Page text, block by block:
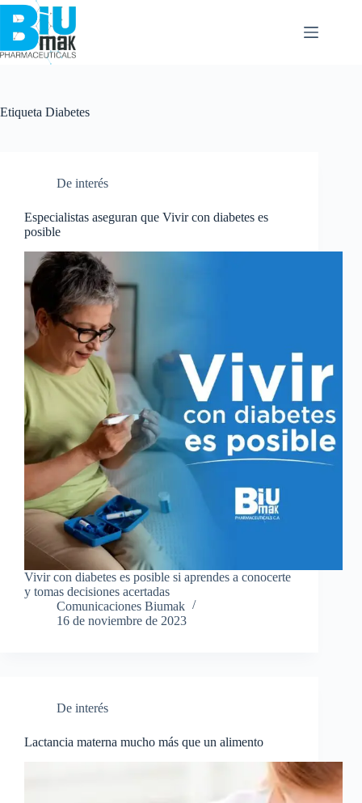
Etiqueta Diabetes
De interés
Especialistas aseguran que Vivir con diabetes es
posible
Vivir con diabetes es posible si aprendes a conocerte
y tomas decisiones acertadas
Comunicaciones Biumak
16 de noviembre de 2023
De interés
Lactancia materna mucho más que un alimento